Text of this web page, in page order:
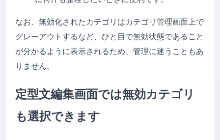
なお、無効化されたカテゴリはカテゴリ管理画面上で
グレーアウトするなど、ひと目で無効状態であること
が分かるように表示されるため、管理に迷うこともあ
りません。
定型文編集画面では無効カテゴリ
も選択できます